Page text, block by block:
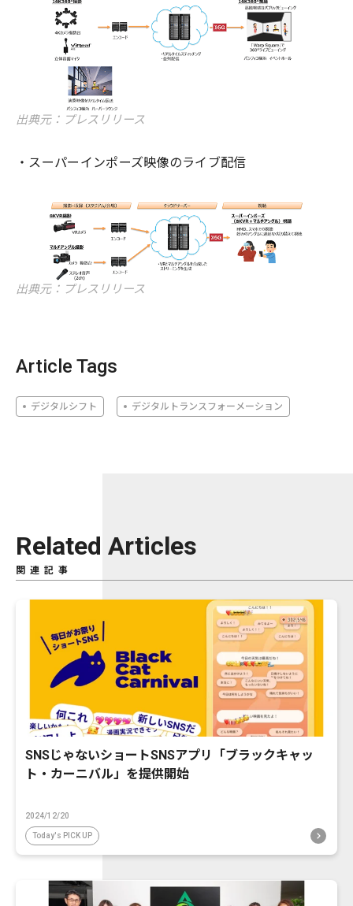
出典元：プレスリリース
・スーパーインポーズ映像のライブ配信
出典元：プレスリリース
Article Tags
デジタルシフト デジタルトランスフォーメーション
Related Articles
関連記事
SNSじゃないショートSNSアプリ「ブラックキャッ
ト・カーニバル」を提供開始
2024/12/20
Today's PICK UP